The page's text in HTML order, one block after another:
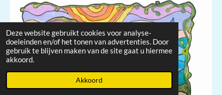
Deze website gebruikt cookies voor analyse-
doeleinden en/of het tonen van advertenties. Door
gebruik te blijven maken van de site gaat u hiermee
akkoord.
Akkoord